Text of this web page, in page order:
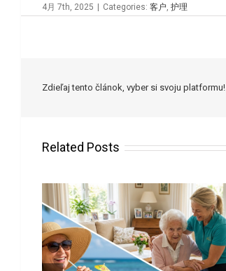
4月 7th, 2025 Categories: 客户, 护理
Zdieľaj tento článok, vyber si svoju platformu!
Related Posts